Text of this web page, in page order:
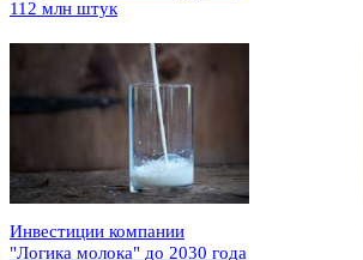
112 млн штук
Инвестиции компании
"Логика молока" до 2030 года